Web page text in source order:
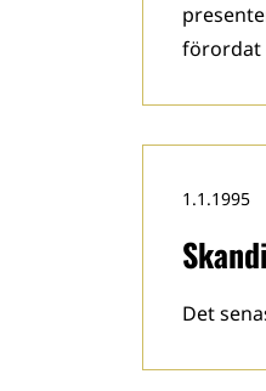
förordat
1.1.1995
Det